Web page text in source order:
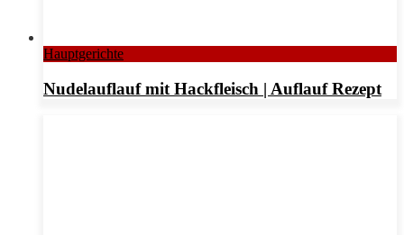
Hauptgerichte
Nudelauflauf mit Hackfleisch | Auflauf Rezept